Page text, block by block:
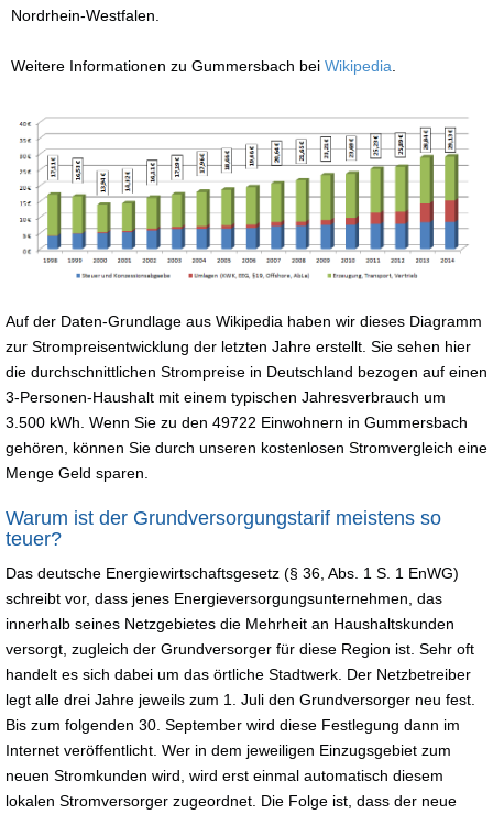
Nordrhein-Westfalen.
Weitere Informationen zu Gummersbach bei Wikipedia
Auf der Daten-Grundlage aus Wikipedia haben wir dieses Diagramm
zur Strompreisentwicklung der letzten Jahre erstellt. Sie sehen hier
die durchschnittlichen Strompreise in Deutschland bezogen auf einen
3-Personen-Haushalt mit einem typischen Jahresverbrauch um
3.500 kWh. Wenn Sie zu den 49722 Einwohnern in Gummersbach
gehören, können Sie durch unseren kostenlosen Stromvergleich eine
Menge Geld sparen.
Warum ist der Grundversorgungstarif meistens so
teuer?
Das deutsche Energiewirtschaftsgesetz (§ 36, Abs. 1 S. 1 EnWG)
schreibt vor, dass jenes Energieversorgungsunternehmen, das
innerhalb seines Netzgebietes die Mehrheit an Haushaltskunden
versorgt, zugleich der Grundversorger für diese Region ist. Sehr oft
handelt es sich dabei um das örtliche Stadtwerk. Der Netzbetreiber
legt alle drei Jahre jeweils zum 1. Juli den Grundversorger neu fest.
Bis zum folgenden 30. September wird diese Festlegung dann im
Internet veröffentlicht. Wer in dem jeweiligen Einzugsgebiet zum
neuen Stromkunden wird, wird erst einmal automatisch diesem
lokalen Stromversorger zugeordnet. Die Folge ist, dass der neue